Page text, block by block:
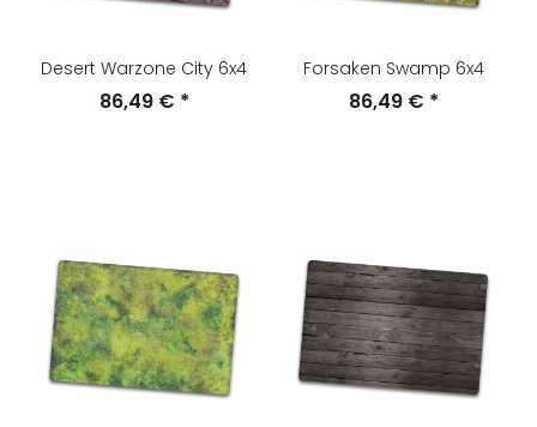
Desert Warzone City 6x4
86,49 € *
Forsaken Swamp 6x4
86,49 € *